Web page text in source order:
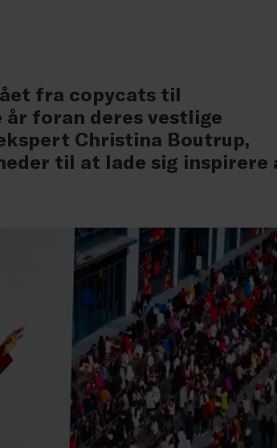
fra copycats til
foran deres vestlige
Christina Boutrup,
til at lade sig inspirere